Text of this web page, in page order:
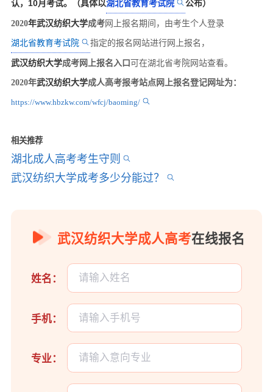
认，10月考试。（具体以湖北省教育考试院 公布）
2020年武汉纺织大学成考网上报名期间，由考生个人登录
湖北省教育考试院 指定的报名网站进行网上报名，
武汉纺织大学成考网上报名入口 可在湖北省考院网站查看。
2020年武汉纺织大学成人高考报考站点网上报名登记网址为：
https://www.hbzkw.com/wfcj/baoming/
相关推荐
湖北成人高考考生守则
武汉纺织大学成考多少分能过？
武汉纺织大学成人高考在线报名
姓名：
手机：
专业：